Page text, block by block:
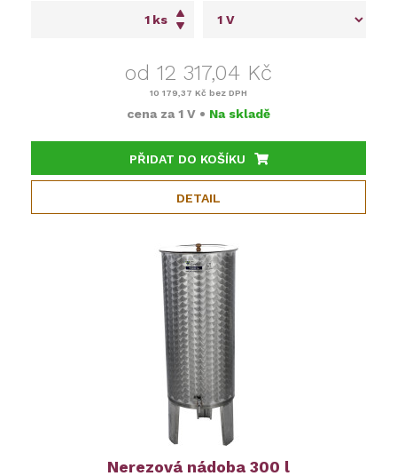
ks
od 12 317,04 Kč
10 179,37 Kč bez DPH
cena za 1 V • Na skladě
PŘIDAT DO KOŠÍKU
DETAIL
Nerezová nádoba 300 l